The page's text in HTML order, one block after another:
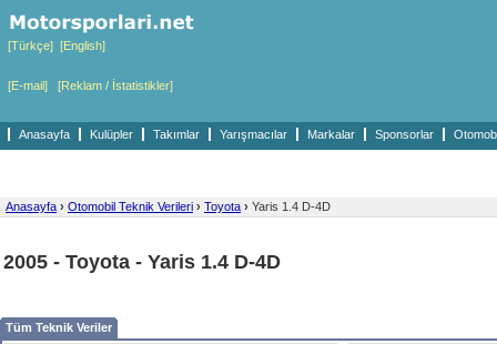
[Türkçe] [English]
[E-mail] [Reklam / İstatistikler]
Anasayfa Kulüpler Takımlar Yarışmacılar Markalar Sponsorlar
Anasayfa › Otomobil Teknik Verileri › Toyota › Yaris 1.4 D-4D
2005 - Toyota - Yaris 1.4 D-4D
Tüm Teknik Veriler